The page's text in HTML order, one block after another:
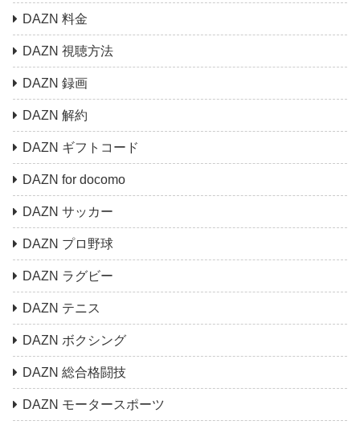
DAZN 料金
DAZN 視聴方法
DAZN 録画
DAZN 解約
DAZN ギフトコード
DAZN for docomo
DAZN サッカー
DAZN プロ野球
DAZN ラグビー
DAZN テニス
DAZN ボクシング
DAZN 総合格闘技
DAZN モータースポーツ